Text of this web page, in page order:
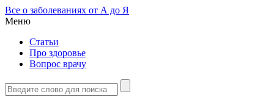
Все о заболеваниях от А до Я
Меню
Статьи
Про здоровье
Вопрос врачу